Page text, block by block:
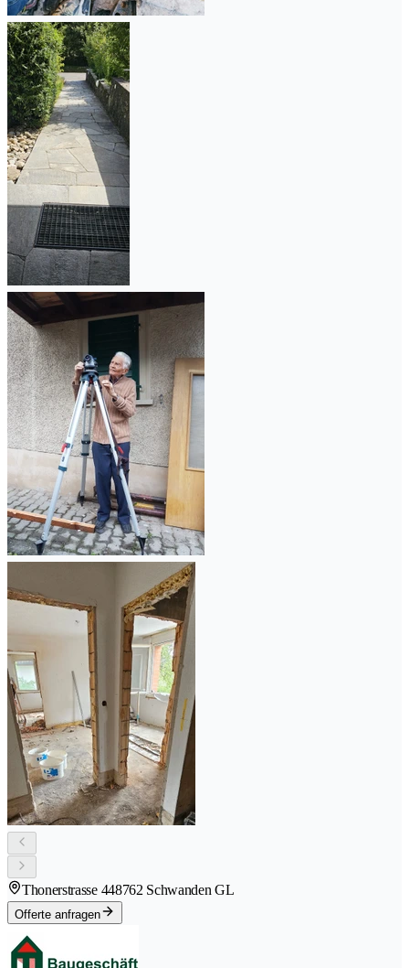
Thonerstrasse 448762 Schwanden GL
Offerte anfragen